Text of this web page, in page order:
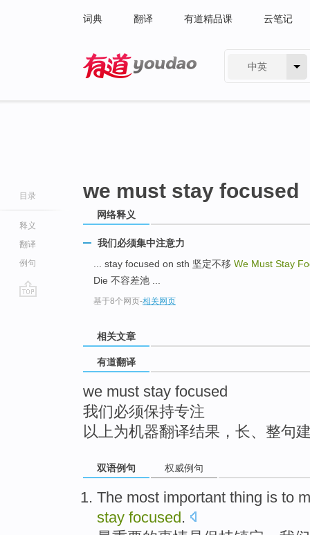
词典 翻译 有道精品课 云笔记
中英
目录
释义
翻译
例句
we must stay focused
网络释义
我们必须集中注意力
... stay focused on sth 坚定不移 We Must Stay
Die 不容差池 ...
基于8个网页-相关网页
相关文章
有道翻译
we must stay focused
我们必须保持专注
以上为机器翻译结果，长、整句
双语例句 权威例句
The most important thing is to
stay focused.